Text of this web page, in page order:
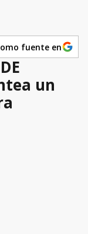
fuente en
un